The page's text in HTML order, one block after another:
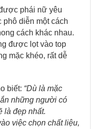
phái nữ yêu
diễn một cách
cách khác nhau.
được lọt vào top
mặc khéo, rất dễ
biết: “Dù là mặc
những người có
là đẹp nhất.
việc chọn chất liệu,